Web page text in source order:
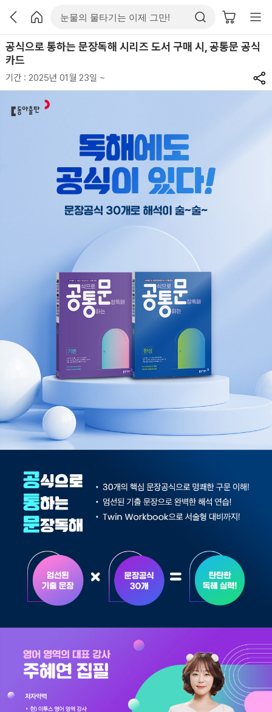
공식으로 통하는 문장독해 시리즈 도서 구매 시, 공통문 공식
카드
기간 : 2025년 01월 23일 ~